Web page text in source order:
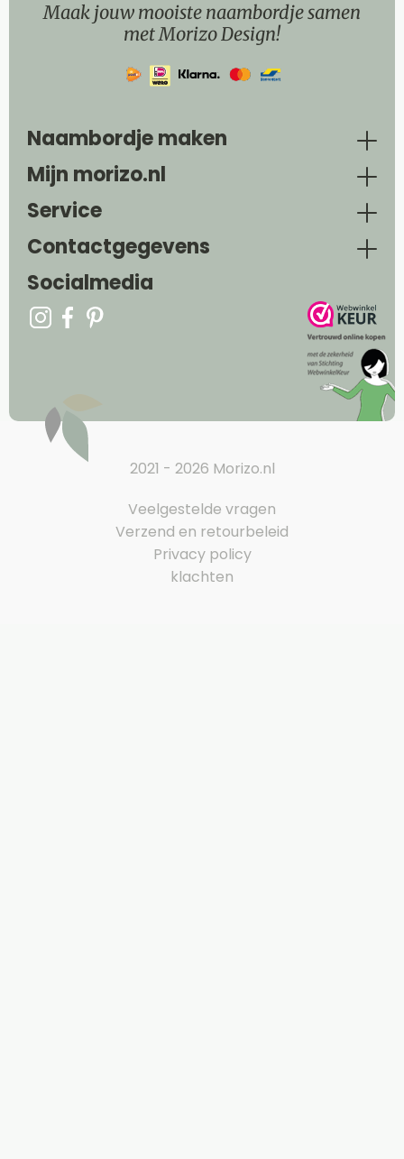
Maak jouw mooiste naambordje samen
met Morizo Design!
Naambordje maken
Mijn morizo.nl
Service
Contactgegevens
Socialmedia
2021 - 2026 Morizo.nl
Veelgestelde vragen
Verzend en retourbeleid
Privacy policy
klachten